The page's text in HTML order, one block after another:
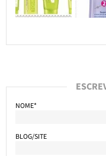
NOME*
BLOG/SITE